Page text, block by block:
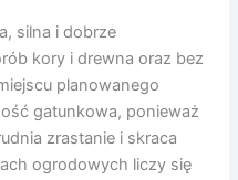
silna i dobrze
kory i drewna oraz bez
planowanego
gatunkowa, ponieważ
zrastanie i skraca
ogrodowych liczy się